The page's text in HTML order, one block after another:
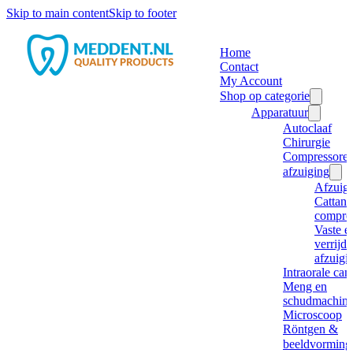
Skip to main contentSkip to footer
Home
Contact
My Account
Shop op categorie
Apparatuur
Autoclaaf
Chirurgie
afzuiging
Cattani
Vaste
Intraorale
Meng en
Microscoop
Röntgen &
beeldvorming